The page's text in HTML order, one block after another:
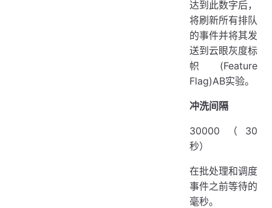
达到此数字后，
将刷新所有排队
的事件并将其发
送到云眼灰度标
帜(Feature
Flag)AB实验。
冲洗间隔
30000（30
秒）
在批处理和调度
事件之前等待的
毫秒。